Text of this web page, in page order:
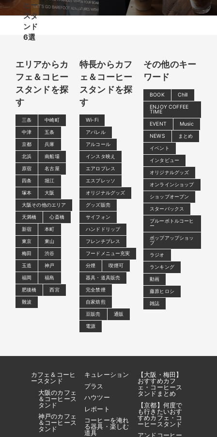
ヒー
スタ
ンド
6選
場
エリアからカ
フェ＆コヒー
スタンドを探
す
三条
中崎町
中津
五条
京都
兵庫
北浜
南船場
原宿
名古屋
四条
堀江
塚本
大阪
大阪その他のエリア
天満橋
心斎橋
新宿
本町
東京
東山
梅田
渋谷
玉造
神戸
福岡
福島
肥後橋
西宮
難波
特長からカフ
ェ＆コーヒー
スタンドを探
す
Wi-Fi
アパレル
アルコール
インスタ映え
エアロプレス
エスプレッソ
オリジナルグッズ
グッズ販売
サイフォン
ハンドドリップ
フレンチプレス
フードメニュー充実
分煙
喫煙可
器具・道具販売
完全禁煙
自家焙煎
豆販売
通販
電源
その他のキー
ワード
BOOK
Chill
ENJOY COFFEE
TIME
EVENT
Music
NEWS
まとめ
イベント
インタビュー
オリジナルグッズ
オンラインショップ
ショップオープン
スターバックス
ブルーボトルコーヒ
ー
ポップアップショッ
プ
ラジオ
ランキング
動画
藤原ヒロシ
雑誌
カフェ＆コーヒ
ースタンド
大阪のカフェ
＆コーヒース
タンド
神戸のカフェ
＆コーヒース
タンド
キュレーション
プラス
ハウツー
レポート
コーヒーを淹れ
る器具・楽しむ
道具
【大阪・梅田】
おすすめカフ
ェ・コーヒース
タンドまとめ
【京都】何度で
も行きたいおす
すめカフェ・コ
ーヒースタンド
アンドコーヒー